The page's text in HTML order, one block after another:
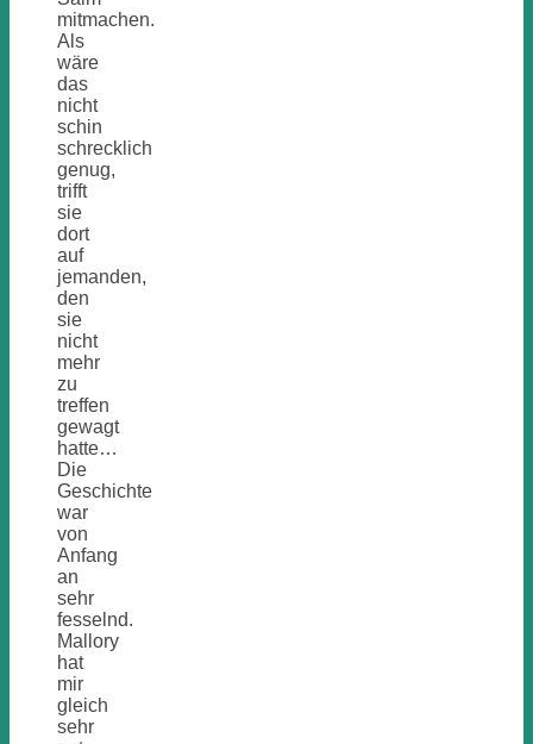
mitmachen.
Als
wäre
das
nicht
schin
schrecklich
genug,
trifft
sie
dort
auf
jemanden,
den
sie
nicht
mehr
zu
treffen
gewagt
hatte…
Die
Geschichte
war
von
Anfang
an
sehr
fesselnd.
Mallory
hat
mir
gleich
sehr